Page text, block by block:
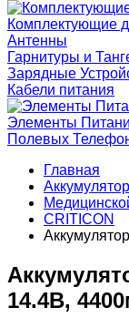
Комплектующие
Антенны
Гарнитуры и
Зарядные
Кабели питания
Элементы
Полевых
Главная
CRITICON
14.4В,